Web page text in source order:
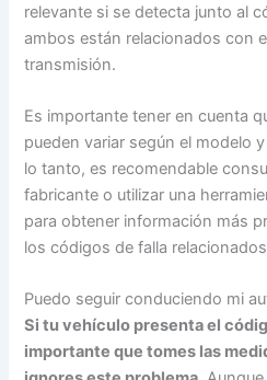
relevante si se detecta junto al
ambos están relacionados con
transmisión.
Es importante tener en cuenta
pueden variar según el modelo
lo tanto, es recomendable
fabricante o utilizar una
para obtener información más
los códigos de falla
Puedo seguir conduciendo mi
Si tu vehículo presenta el
importante que tomes las